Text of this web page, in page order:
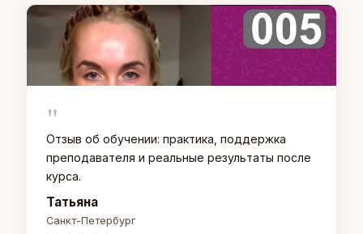
"
Отзыв об обучении: практика, поддержка
преподавателя и реальные результаты после
курса.
Татьяна
Санкт-Петербург